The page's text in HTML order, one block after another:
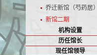
乔迁新馆（芍药居）
新馆二期
机构设置
历任馆长
现任馆领导